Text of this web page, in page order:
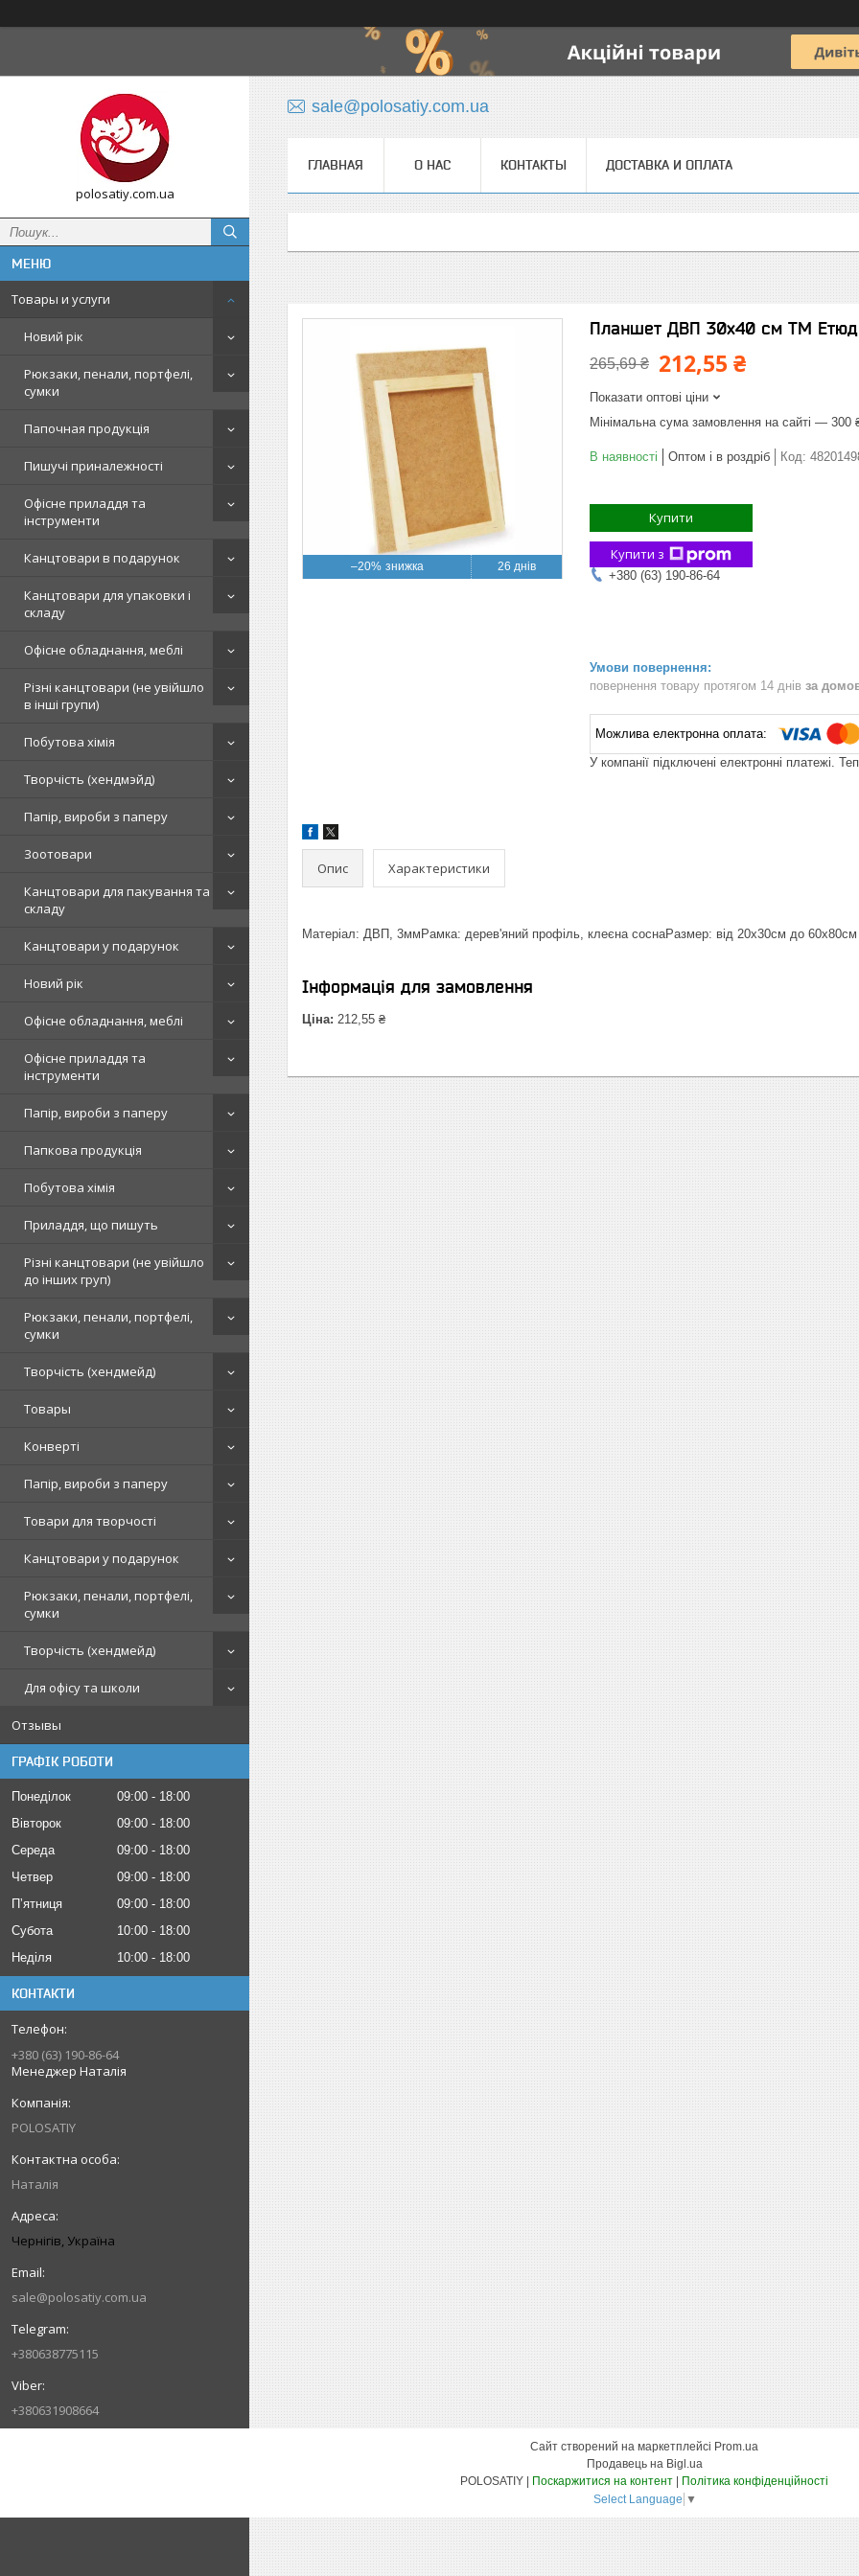
polosatiy.com.ua
Товары и услуги
Новий рік
Рюкзаки, пенали, портфелі,
сумки
Папочная продукція
Пишучі приналежності
Офісне приладдя та
інструменти
Канцтовари в подарунок
Канцтовари для упаковки і
складу
Офісне обладнання, меблі
Різні канцтовари (не увійшло
в інші групи)
Побутова хімія
Творчість (хендмэйд)
Папір, вироби з паперу
Зоотовари
Канцтовари для пакування та
складу
Канцтовари у подарунок
Новий рік
Офісне обладнання, меблі
Офісне приладдя та
інструменти
Папір, вироби з паперу
Папкова продукція
Побутова хімія
Приладдя, що пишуть
Різні канцтовари (не увійшло
до інших груп)
Рюкзаки, пенали, портфелі,
сумки
Творчість (хендмейд)
Товары
Конверті
Папір, вироби з паперу
Товари для творчості
Канцтовари у подарунок
Рюкзаки, пенали, портфелі,
сумки
Творчість (хендмейд)
Для офісу та школи
Отзывы
ГРАФІК РОБОТИ
Понеділок 09:00
18:00
Вівторок
09:00
18:00
Середа
09:00
18:00
Четвер
09:00
18:00
Пʼятниця
09:00
18:00
Субота
10:00
18:00
Неділя
10:00 18:00
КОНТАКТИ
+380 (63) 190-86-64
Менеджер Наталія
POLOSATIY
Наталія
Чернігів, Україна
sale@polosatiy.com.ua
+380638775115
+380631908664
sale@polosatiy.com.ua
ГЛАВНАЯ О НАС КОНТАКТЫ ДОСТАВКА И ОПЛАТА
–20% 26 днів
Планшет ДВП 30x40 см ТМ Етюд
265,69 ₴ 212,55 ₴
Показати оптові ціни
Мінімальна сума замовлення на сайті — 300
В наявності Оптом і в роздріб Код:
Купити
Купити з
+380 (63) 190-86-64
повернення товару протягом 14 днів за
У компанії підключені електронні платежі.
Опис Характеристики
Матеріал: ДВП, 3ммРамка: дерев'яний профіль, клеєна соснаРазмер: від 20х30см до 60х80см
Інформація для замовлення
Ціна: 212,55 ₴
Сайт створений на маркетплейсі Prom.ua
Продавець на Bigl.ua
Поскаржитися на контент
Політика конфіденційності
Select Language ▼